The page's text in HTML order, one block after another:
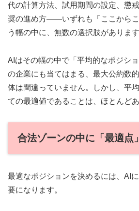
代の計算方法、試用期間の設定、懲
奨の進め方——いずれも「ここから
う幅の中に、無数の選択肢があります
AIはその幅の中で「平均的なポジシ
の企業にも当てはまる、最大公約数
体は間違っていません。しかし、平
ての最適値であることは、ほとんどあ
合法ゾーンの中に「最適点
最適なポジションを決めるには、AI
要になります。